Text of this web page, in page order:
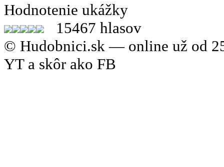
Hodnotenie ukážky
15467 hlasov
© Hudobnici.sk — online už od
YT a skôr ako FB